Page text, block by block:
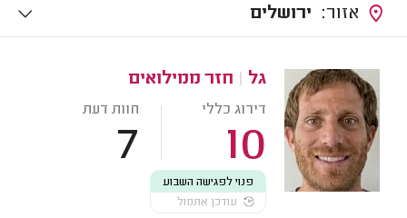
ירושלים
גל חזר ממילואים
דירוג כללי
10
חוות דעת
7
פנוי לפגישה השבוע
עודכן אתמול